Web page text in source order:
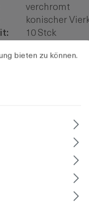
verchromt
konischer
10 Stck
zu können.
bieten zu können.